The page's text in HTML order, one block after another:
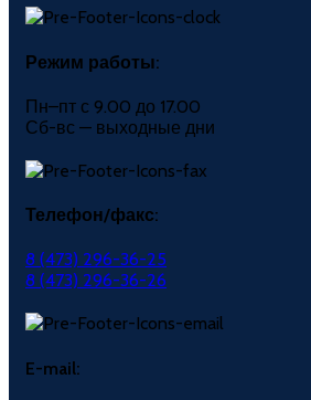
Режим работы:
Пн–пт с 9.00 до 17.00
Сб-вс — выходные дни
Телефон/факс:
8 (473) 296-36-25
8 (473) 296-36-26
E-mail: